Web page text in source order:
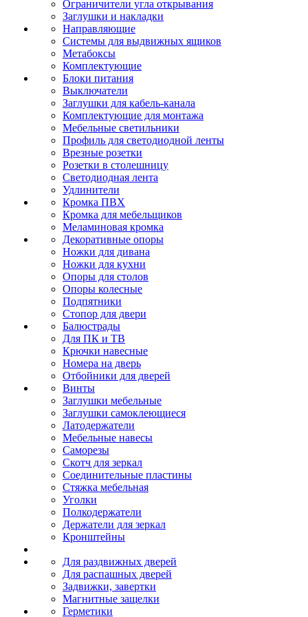
Ограничители угла открывания
Заглушки и накладки
Направляющие
Системы для выдвижных ящиков
Метабоксы
Комплектующие
Блоки питания
Выключатели
Заглушки для кабель-канала
Комплектующие для монтажа
Мебельные светильники
Профиль для светодиодной ленты
Врезные розетки
Розетки в столешницу
Светодиодная лента
Удлинители
Кромка ПВХ
Кромка для мебельщиков
Меламиновая кромка
Декоративные опоры
Ножки для дивана
Ножки для кухни
Опоры для столов
Опоры колесные
Подпятники
Стопор для двери
Балюстрады
Для ПК и ТВ
Крючки навесные
Номера на дверь
Отбойники для дверей
Винты
Заглушки мебельные
Заглушки самоклеющиеся
Латодержатели
Мебельные навесы
Саморезы
Скотч для зеркал
Соединительные пластины
Стяжка мебельная
Уголки
Полкодержатели
Держатели для зеркал
Кронштейны
Для раздвижных дверей
Для распашных дверей
Задвижки, завертки
Магнитные защелки
Герметики